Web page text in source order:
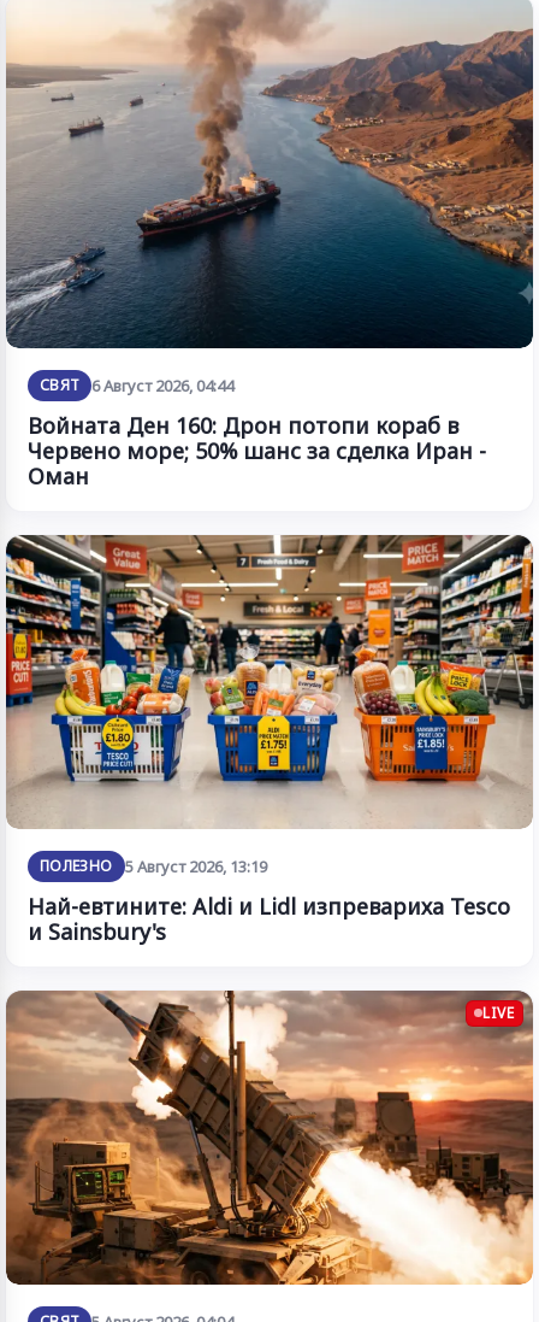
СВЯТ 6 Август 2026, 04:44
Войната Ден 160: Дрон потопи кораб в
Червено море; 50% шанс за сделка Иран -
Оман
ПОЛЕЗНО 5 Август 2026, 13:19
Най-евтините: Aldi и Lidl изпревариха Tesco
и Sainsbury's
LIVE